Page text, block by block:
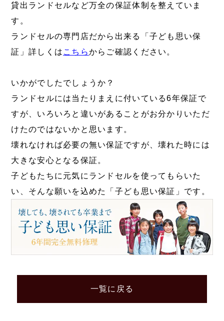
貸出ランドセルなど万全の保証体制を整えていま
す。
ランドセルの専門店だから出来る「子ども思い保
証」詳しくは こちらからご確認ください。
いかがでしたでしょうか？
ランドセルには当たりまえに付いている6年保証で
すが、いろいろと違いがあることがお分かりいただ
けたのではないかと思います。
壊れなければ必要の無い保証ですが、壊れた時には
大きな安心となる保証。
子どもたちに元気にランドセルを使ってもらいた
い、そんな願いを込めた「子ども思い保証」です。
一覧に戻る